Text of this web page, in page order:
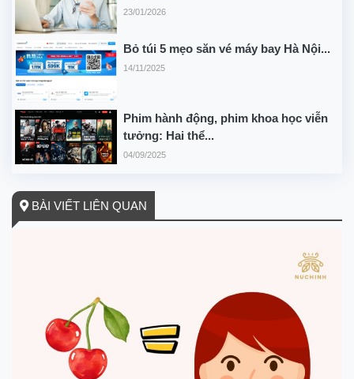
23/01/2026
Bỏ túi 5 mẹo săn vé máy bay Hà Nội...
14/11/2025
Phim hành động, phim khoa học viễn
tưởng: Hai thể...
04/09/2025
BÀI VIẾT LIÊN QUAN